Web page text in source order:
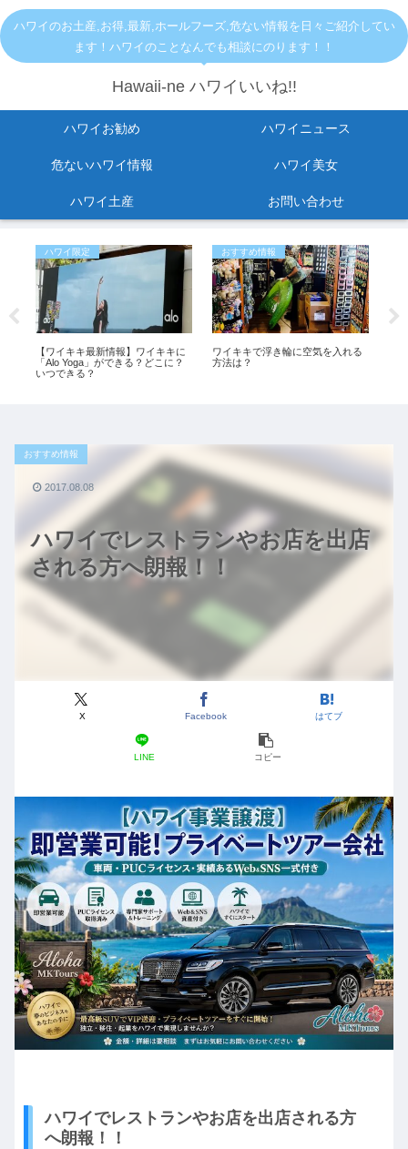
ハワイのお土産,お得,最新,ホールフーズ,危ない情報を日々ご紹介してい
ます！ハワイのことなんでも相談にのります！！
Hawaii-ne ハワイいいね!!
ハワイお勧め ハワイニュース
危ないハワイ情報 ハワイ美女
ハワイ土産 お問い合わせ
ハワイ限定
【ワイキキ最新情報】ワイキキに
「Alo Yoga」ができる？どこに？
いつできる？
おすすめ情報
ワイキキで浮き輪に空気を入れる
方法は？
ハワイでレストランやお店を出店
される方へ朗報！！
おすすめ情報
X Facebook はてブ
LINE コピー
2017.08.08
ハワイでレストランやお店を出店される方
へ朗報！！